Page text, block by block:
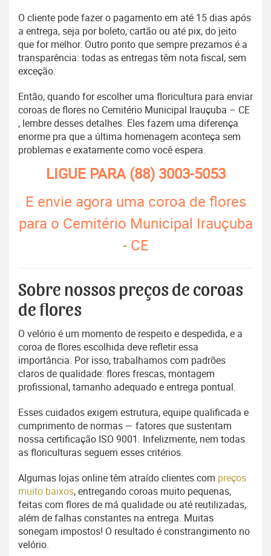
O cliente pode fazer o pagamento em até 15 dias após
a entrega, seja por boleto, cartão ou até pix, do jeito
que for melhor. Outro ponto que sempre prezamos é a
transparência: todas as entregas têm nota fiscal, sem
exceção.
Então, quando for escolher uma floricultura para enviar
coroas de flores no Cemitério Municipal Irauçuba – CE
, lembre desses detalhes. Eles fazem uma diferença
enorme pra que a última homenagem aconteça sem
problemas e exatamente como você espera.
LIGUE PARA(88) 3003-5053
E envie agora uma coroa de flores
para o Cemitério Municipal Irauçuba
- CE
Sobre nossos preços de coroas
de flores
O velório é um momento de respeito e despedida, e a
coroa de flores escolhida deve refletir essa
importância. Por isso, trabalhamos com padrões
claros de qualidade: flores frescas, montagem
profissional, tamanho adequado e entrega pontual.
Esses cuidados exigem estrutura, equipe qualificada e
cumprimento de normas — fatores que sustentam
nossa certificação ISO 9001. Infelizmente, nem todas
as floriculturas seguem esses critérios.
Algumas lojas online têm atraído clientes com preços
muito baixos, entregando coroas muito pequenas,
feitas com flores de má qualidade ou até reutilizadas,
além de falhas constantes na entrega. Muitas
sonegam impostos! O resultado é constrangimento no
velório.